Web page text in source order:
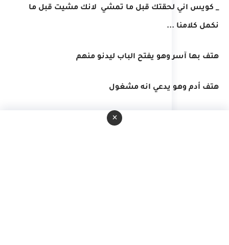
_ كويس اني لحقتك قبل ما تمشي لانك مشيت قبل ما
نكمل كلامنا ...
هتف بها آسر وهو يفتح الباب ليدنو منهم
هتف أدم وهو يدعي انه مشغول
×